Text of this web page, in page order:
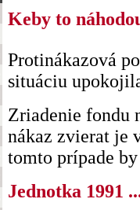
Keby to náhodou
Protinákazová
situáciu
Zriadenie fondu
nákaz zvierat je
tomto prípade
Jednotka 1991